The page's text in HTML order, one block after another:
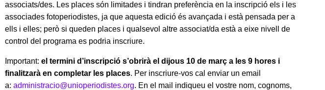
associats/des. Les places són limitades i tindran preferència en la inscripció els i les
associades fotoperiodistes, ja que aquesta edició és avançada i està pensada per a
ells i elles; però si queden places i qualsevol altre associat/da està a eixe nivell de
control del programa es podria inscriure.
Important: el termini d’inscripció s’obrirà el dijous 10 de març a les 9 hores i
finalitzarà en completar les places. Per inscriure-vos cal enviar un email
a: administracio@unioperiodistes.org. En el mail indiqueu el vostre nom, cognoms,